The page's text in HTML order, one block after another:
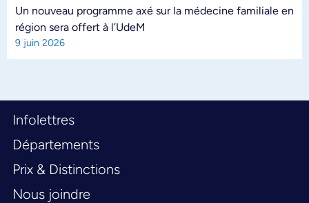
Un nouveau programme axé sur la médecine familiale en
région sera offert à l’UdeM
9 juin 2026
Infolettres
Départements
Prix & Distinctions
Nous joindre